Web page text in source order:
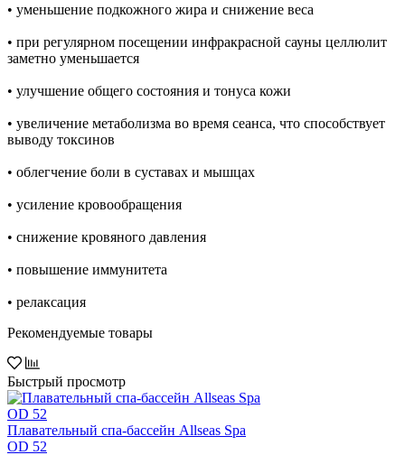
• уменьшение подкожного жира и снижение веса
• при регулярном посещении инфракрасной сауны целлюлит
заметно уменьшается
• улучшение общего состояния и тонуса кожи
• увеличение метаболизма во время сеанса, что способствует
выводу токсинов
• облегчение боли в суставах и мышцах
• усиление кровообращения
• снижение кровяного давления
• повышение иммунитета
• релаксация
Рекомендуемые товары
Быстрый просмотр
Плавательный спа-бассейн Allseas Spa
OD 52